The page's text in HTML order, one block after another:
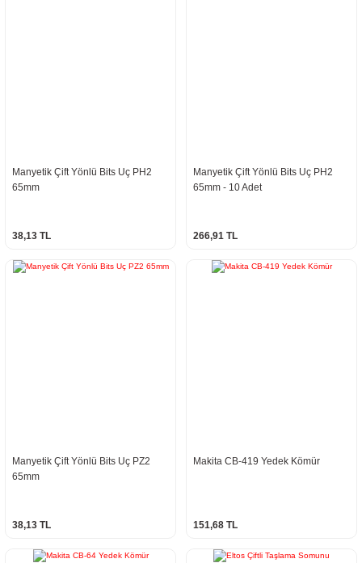
Manyetik Çift Yönlü Bits Uç PH2
65mm
38,13 TL
Manyetik Çift Yönlü Bits Uç PH2
65mm - 10 Adet
266,91 TL
Manyetik Çift Yönlü Bits Uç PZ2
65mm
38,13 TL
Makita CB-419 Yedek Kömür
151,68 TL